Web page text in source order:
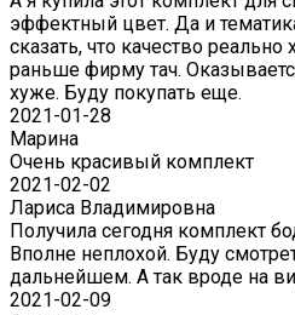
эффектный цвет. Да и
сказать, что качество
раньше фирму тач.
хуже. Буду покупать еще.
2021-01-28
Марина
Очень красивый комплект
2021-02-02
Лариса Владимировна
Получила сегодня комплект
Вполне неплохой. Буду
дальнейшем. А так вроде на
2021-02-09